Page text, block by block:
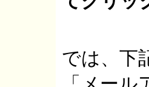
では、下